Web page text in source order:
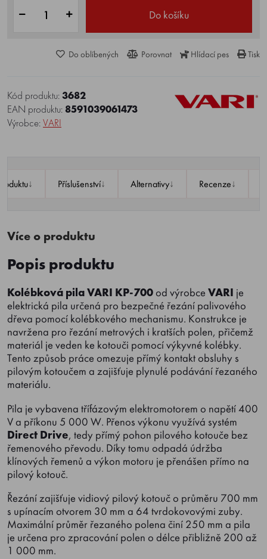
Do košíku
Do oblíbených Porovnat Hlídací pes Tisk
Kód produktu:3682
EAN produktu:8591039061473
Výrobce:VARI
↓ Příslušenství↓ Alternativy↓ Recenze↓
Více o produktu
Popis produktu
Kolébková pilaVARI KP-700od výrobce VARI je
elektrická pila určená pro bezpečné řezání palivového
dřeva pomocí kolébkového mechanismu. Konstrukce je
navržena pro řezání metrových i kratších polen, přičemž
materiál je veden ke kotouči pomocí výkyvné kolébky.
Tento způsob práce omezuje přímý kontakt obsluhy s
pilovým kotoučem a zajišťuje plynulé podávání řezaného
materiálu.
Pila je vybavena třífázovým elektromotorem o napětí 400
V a příkonu 5 000 W. Přenos výkonu využívá systém
Direct Drive, tedy přímý pohon pilového kotouče bez
řemenového převodu. Díky tomu odpadá údržba
klínových řemenů a výkon motoru je přenášen přímo na
pilový kotouč.
Řezání zajišťuje vidiový pilový kotouč o průměru 700 mm
s upínacím otvorem 30 mm a 64 tvrdokovovými zuby.
Maximální průměr řezaného polena činí 250 mm a pila
je určena pro zpracování polen o délce přibližně 200 až
1 000 mm.